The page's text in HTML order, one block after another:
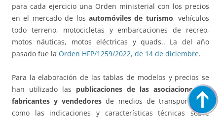
para cada ejercicio una Orden ministerial con los precios
en el mercado de los automóviles de turismo, vehículos
todo terreno, motocicletas y embarcaciones de recreo,
motos náuticas, motos eléctricas y quads.. La del año
pasado fue la Orden HFP/1259/2022, de 14 de diciembre.
Para la elaboración de las tablas de modelos y precios se
han utilizado las publicaciones de las asociaciones de
fabricantes y vendedores de medios de transporte, así
como las indicaciones y características técnicas sobre